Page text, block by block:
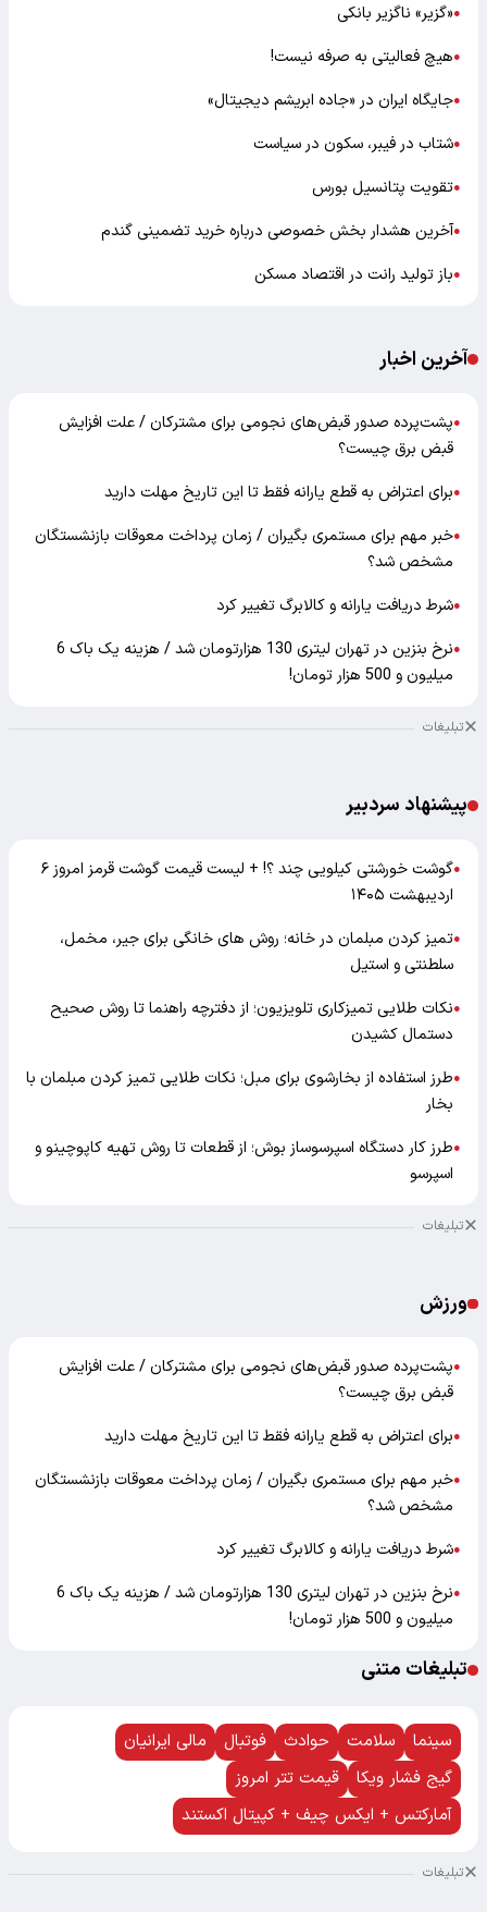
●«گزیر» ناگزیر بانکی
●هیچ فعالیتی به صرفه نیست!
●جایگاه ایران در «جاده ابریشم دیجیتال»
●شتاب در فیبر، سکون در سیاست
●تقویت پتانسیل بورس
●آخرین هشدار بخش خصوصی درباره خرید تضمینی گندم
●باز تولید رانت در اقتصاد مسکن
آخرین اخبار
●پشت‌پرده صدور قبض‌های نجومی برای مشترکان / علت افزایش
قبض برق چیست؟
●برای اعتراض به قطع یارانه فقط تا این تاریخ مهلت دارید
●خبر مهم برای مستمری بگیران / زمان پرداخت معوقات بازنشستگان
مشخص شد؟
●شرط دریافت یارانه و کالابرگ تغییر کرد
●
نرخ بنزین در تهران لیتری 130 هزارتومان شد / هزینه یک باک 6
میلیون و 500 هزار تومان!
تبلیغات
پیشنهاد سردبیر
●
گوشت خورشتی کیلویی چند ؟! + لیست قیمت گوشت قرمز امروز ۶
اردیبهشت ۱۴۰۵
●تمیز کردن مبلمان در خانه؛ روش های خانگی برای جیر، مخمل،
سلطنتی و استیل
●نکات طلایی تمیزکاری تلویزیون؛ از دفترچه راهنما تا روش صحیح
دستمال کشیدن
●طرز استفاده از بخارشوی برای مبل؛ نکات طلایی تمیز کردن مبلمان با
بخار
●طرز کار دستگاه اسپرسوساز بوش؛ از قطعات تا روش تهیه کاپوچینو و
اسپرسو
تبلیغات
ورزش
●پشت‌پرده صدور قبض‌های نجومی برای مشترکان / علت افزایش
قبض برق چیست؟
●برای اعتراض به قطع یارانه فقط تا این تاریخ مهلت دارید
●خبر مهم برای مستمری بگیران / زمان پرداخت معوقات بازنشستگان
مشخص شد؟
●شرط دریافت یارانه و کالابرگ تغییر کرد
●
نرخ بنزین در تهران لیتری 130 هزارتومان شد / هزینه یک باک 6
میلیون و 500 هزار تومان!
تبلیغات متنی
سینما سلامت حوادث فوتبال
مالی ایرانیان
گیج فشار ویکا
قیمت تتر امروز
آمارکتس + ایکس چیف + کپیتال اکستند
تبلیغات